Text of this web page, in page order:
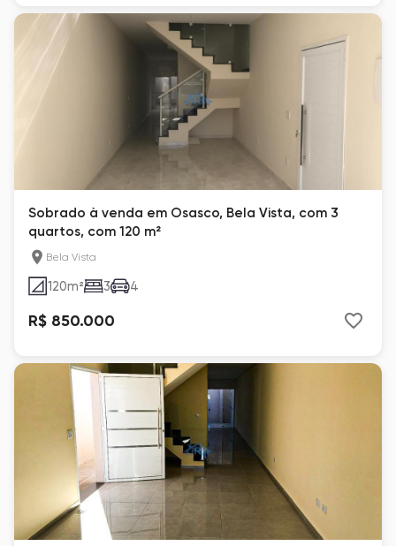
Sobrado à venda em Osasco, Bela Vista, com 3
quartos, com 120 m²
Bela Vista
120m² 3 4
R$ 850.000